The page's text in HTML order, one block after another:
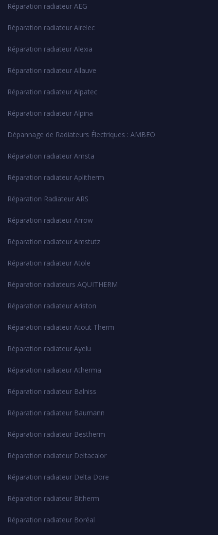
Réparation radiateur AEG
Réparation radiateur Airelec
Réparation radiateur Alexia
Réparation radiateur Allauve
Réparation radiateur Alpatec
Réparation radiateur Alpina
Dépannage de Radiateurs Électriques : AMBEO
Réparation radiateur Amsta
Réparation radiateur Aplitherm
Réparation Radiateur ARS
Réparation radiateur Arrow
Réparation radiateur Amstutz
Réparation radiateur Atole
Réparation radiateurs AQUITHERM
Réparation radiateur Ariston
Réparation radiateur Atout Therm
Réparation radiateur Ayelu
Réparation radiateur Atherma
Réparation radiateur Balniss
Réparation radiateur Baumann
Réparation radiateur Bestherm
Réparation radiateur Deltacalor
Réparation radiateur Delta Dore
Réparation radiateur Bitherm
Réparation radiateur Boréal